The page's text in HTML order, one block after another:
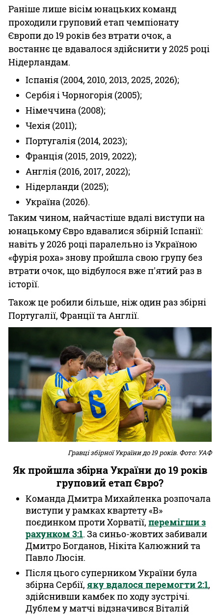
Раніше лише вісім юнацьких команд
проходили груповий етап чемпіонату
Європи до 19 років без втрати очок, а
востаннє це вдавалося здійснити у 2025 році
Нідерландам.
Іспанія (2004, 2010, 2013, 2025, 2026);
Сербія і Чорногорія (2005);
Німеччина (2008);
Чехія (2011);
Португалія (2014, 2023);
Франція (2015, 2019, 2022);
Англія (2016, 2017, 2022);
Нідерланди (2025);
Україна (2026).
Таким чином, найчастіше вдалі виступи на
юнацькому Євро вдавалися збірній Іспанії:
навіть у 2026 році паралельно із Україною
«фурія роха» знову пройшла свою групу без
втрати очок, що відбулося вже п'ятий раз в
історії.
Також це робили більше, ніж один раз збірні
Португалії, Франції та Англії.
Гравці збірної України до 19 років. Фото: УАФ
Як пройшла збірна України до 19 років
груповий етап Євро?
Команда Дмитра Михайленка розпочала
виступи у рамках квартету «B»
поєдинком проти Хорватії, перемігши з
рахунком 3:1. За синьо-жовтих забивали
Дмитро Богданов, Нікіта Калюжний та
Павло Люсін.
Після цього суперником України була
збірна Сербії, яку вдалося перемогти 2:1,
здійснивши камбек по ходу зустрічі.
Дублем у матчі відзначився Віталій